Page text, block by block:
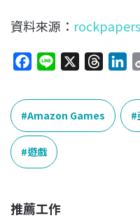
資料來源：
c
e
b
o
o
n
e
r
e
a
n
k
e
Amazon Games
遊戲
推薦工作